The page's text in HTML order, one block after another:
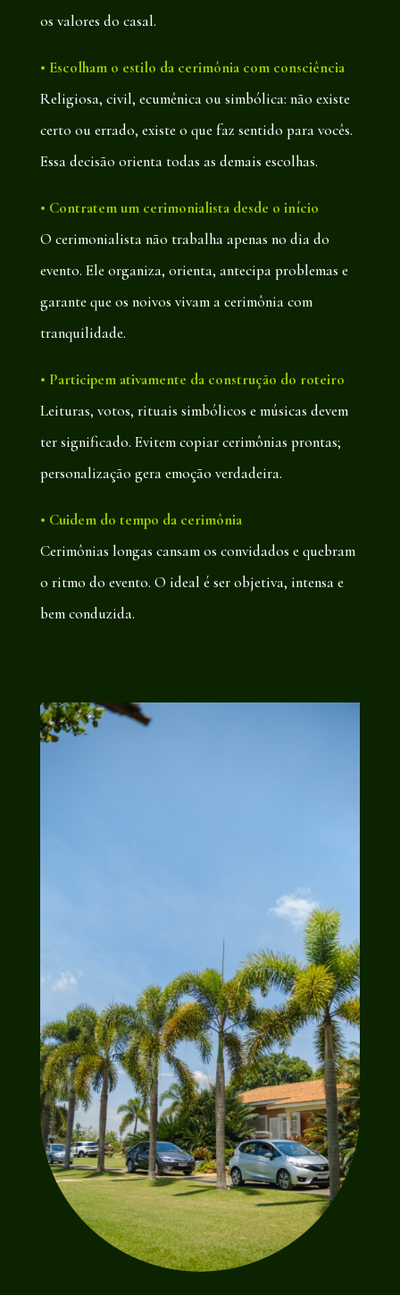
os valores do casal.
• Escolham o estilo da cerimônia com consciência
Religiosa, civil, ecumênica ou simbólica: não existe
certo ou errado, existe o que faz sentido para vocês.
Essa decisão orienta todas as demais escolhas.
• Contratem um cerimonialista desde o início
O cerimonialista não trabalha apenas no dia do
evento. Ele organiza, orienta, antecipa problemas e
garante que os noivos vivam a cerimônia com
tranquilidade.
• Participem ativamente da construção do roteiro
Leituras, votos, rituais simbólicos e músicas devem
ter significado. Evitem copiar cerimônias prontas;
personalização gera emoção verdadeira.
• Cuidem do tempo da cerimônia
Cerimônias longas cansam os convidados e quebram
o ritmo do evento. O ideal é ser objetiva, intensa e
bem conduzida.